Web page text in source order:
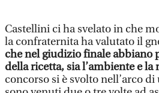
Castellini ci ha svelato in che
la confraternita ha valutato il
che nel giudizio finale abbiano
della ricetta, sia l’ambiente e
concorso si è svolto nell’arco